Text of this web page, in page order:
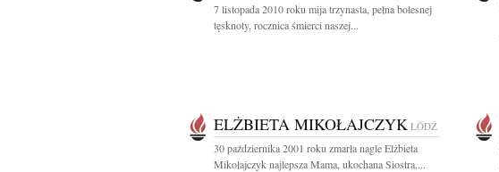
7 listopada 2010 roku mija trzynasta, pełna bolesnej
tęsknoty, rocznica śmierci naszej...
ELŻBIETA MIKOŁAJCZYK ŁÓDŹ
30 października 2001 roku zmarła nagle Elżbieta
Mikołajczyk najlepsza Mama, ukochana Siostra,...